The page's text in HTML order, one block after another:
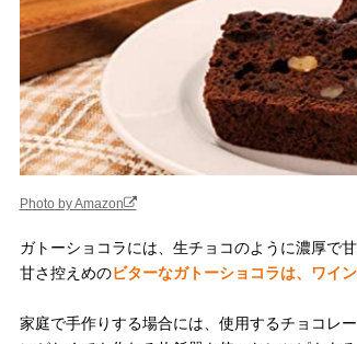
Photo by Amazon
ガトーショコラには、生チョコのように濃厚で
甘さ控えめのビターなガトーショコラは、ワイ
家庭で手作りする場合には、使用するチョコレ